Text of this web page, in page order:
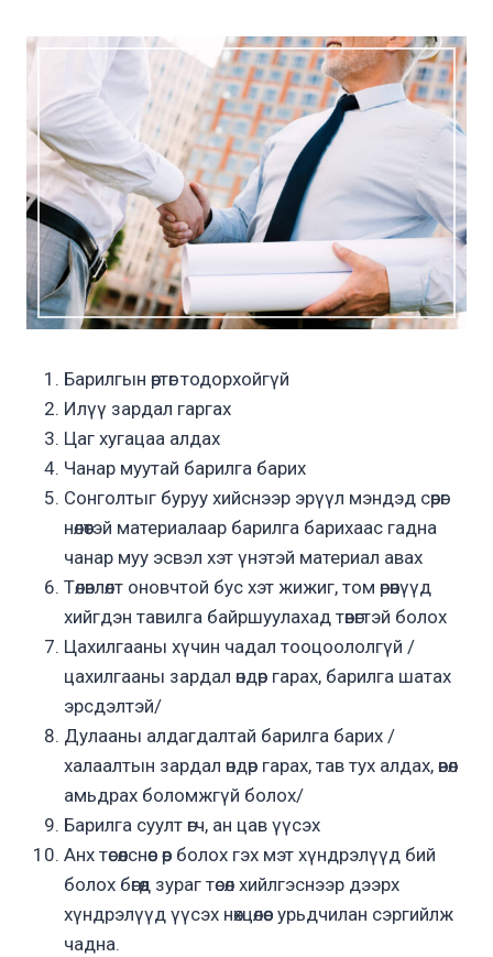
Барилгын өртөг тодорхойгүй
Илүү зардал гаргах
Цаг хугацаа алдах
Чанар муутай барилга барих
Сонголтыг буруу хийснээр эрүүл мэндэд сөрөг
нөлөөтэй материалаар барилга барихаас гадна
чанар муу эсвэл хэт үнэтэй материал авах
Төлөвлөлт оновчтой бус хэт жижиг, том өрөөнүүд
хийгдэн тавилга байршуулахад төвөгтэй болох
Цахилгааны хүчин чадал тооцоололгүй /
цахилгааны зардал өндөр гарах, барилга шатах
эрсдэлтэй/
Дулааны алдагдалтай барилга барих /
халаалтын зардал өндөр гарах, тав тух алдах, өвөл
амьдрах боломжгүй болох/
Барилга суулт өгч, ан цав үүсэх
Анх төсөөлснөөс өөр болох гэх мэт хүндрэлүүд бий
болох бөгөөд зураг төсөл хийлгэснээр дээрх
хүндрэлүүд үүсэх нөхцөлөөс урьдчилан сэргийлж
чадна.